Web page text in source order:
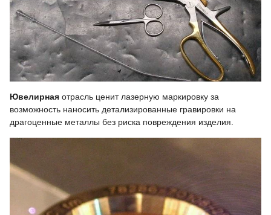
Ювелирная отрасль ценит лазерную маркировку за
возможность наносить детализированные гравировки на
драгоценные металлы без риска повреждения изделия.